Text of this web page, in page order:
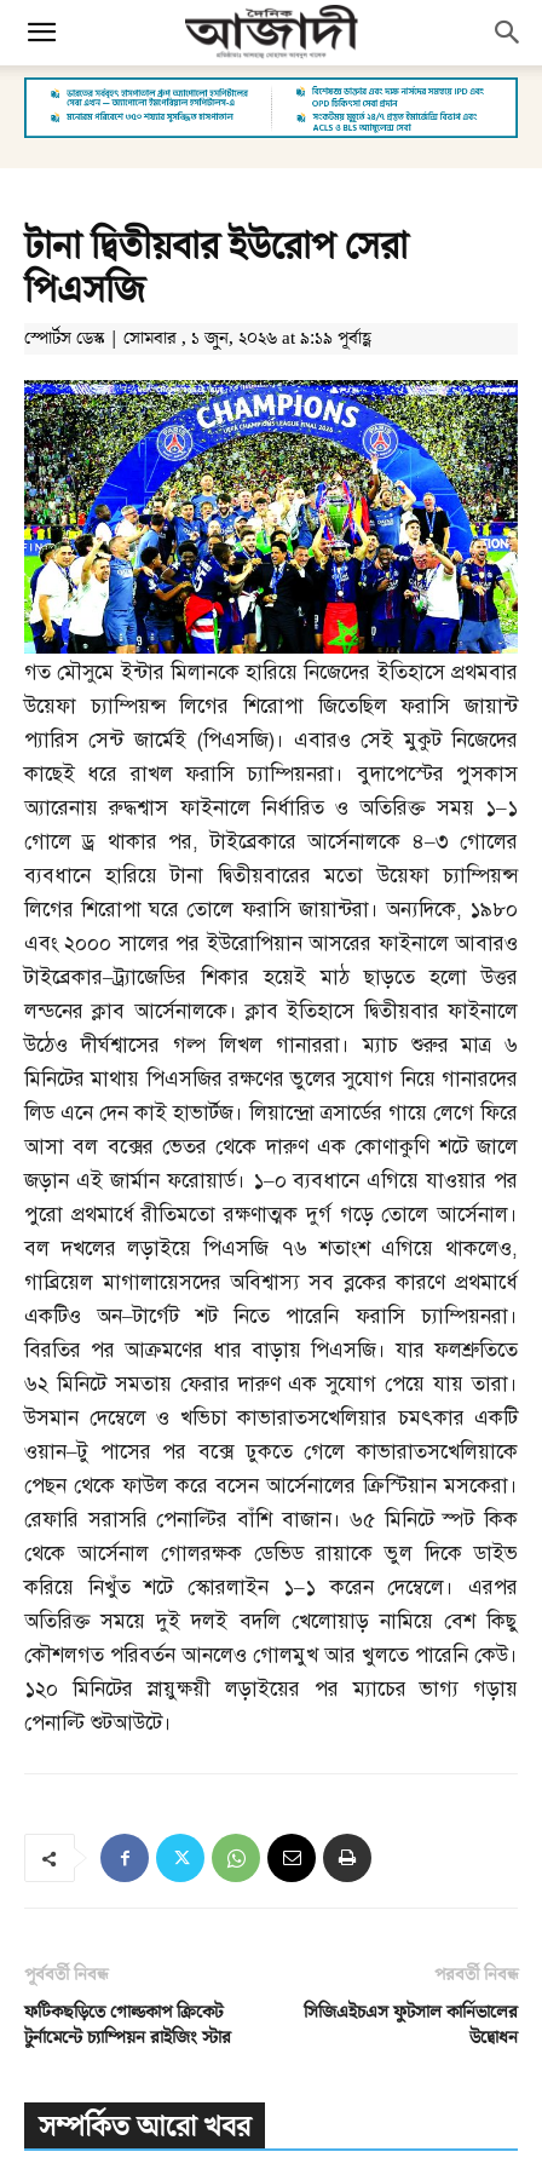
টানা দ্বিতীয়বার ইউরোপ সেরা
পিএসজি
স্পোর্টস ডেস্ক | সোমবার , ১ জুন, ২০২৬ at ৯:১৯ পূর্বাহ্ণ
গত মৌসুমে ইন্টার মিলানকে হারিয়ে নিজেদের ইতিহাসে প্রথমবার
উয়েফা চ্যাম্পিয়ন্স লিগের শিরোপা জিতেছিল ফরাসি জায়ান্ট
প্যারিস সেন্ট জার্মেই (পিএসজি)। এবারও সেই মুকুট নিজেদের
কাছেই ধরে রাখল ফরাসি চ্যাম্পিয়নরা। বুদাপেস্টের পুসকাস
অ্যারেনায় রুদ্ধশ্বাস ফাইনালে নির্ধারিত ও অতিরিক্ত সময় ১–১
গোলে ড্র থাকার পর,টাইব্রেকারে আর্সেনালকে ৪–৩ গোলের
ব্যবধানে হারিয়ে টানা দ্বিতীয়বারের মতো উয়েফা চ্যাম্পিয়ন্স
লিগের শিরোপা ঘরে তোলে ফরাসি জায়ান্টরা। অন্যদিকে, ১৯৮০
এবং ২০০০ সালের পর ইউরোপিয়ান আসরের ফাইনালে আবারও
টাইব্রেকার–ট্র্যাজেডির শিকার হয়েই মাঠ ছাড়তে হলো উত্তর
লন্ডনের ক্লাব আর্সেনালকে। ক্লাব ইতিহাসে দ্বিতীয়বার ফাইনালে
উঠেও দীর্ঘশ্বাসের গল্প লিখল গানাররা। ম্যাচ শুরুর মাত্র ৬
মিনিটের মাথায় পিএসজির রক্ষণের ভুলের সুযোগ নিয়ে গানারদের
লিড এনে দেন কাই হাভার্টজ। লিয়ান্দ্রো ত্রসার্ডের গায়ে লেগে ফিরে
আসা বল বক্সের ভেতর থেকে দারুণ এক কোণাকুণি শটে জালে
জড়ান এই জার্মান ফরোয়ার্ড। ১–০ ব্যবধানে এগিয়ে যাওয়ার পর
পুরো প্রথমার্ধে রীতিমতো রক্ষণাত্মক দুর্গ গড়ে তোলে আর্সেনাল।
বল দখলের লড়াইয়ে পিএসজি ৭৬ শতাংশ এগিয়ে থাকলেও,
গাব্রিয়েল মাগালায়েসদের অবিশ্বাস্য সব ব্লকের কারণে প্রথমার্ধে
একটিও অন–টার্গেট শট নিতে পারেনি ফরাসি চ্যাম্পিয়নরা।
বিরতির পর আক্রমণের ধার বাড়ায় পিএসজি। যার ফলশ্রুতিতে
৬২ মিনিটে সমতায় ফেরার দারুণ এক সুযোগ পেয়ে যায় তারা।
উসমান দেম্বেলে ও খভিচা কাভারাতসখেলিয়ার চমৎকার একটি
ওয়ান–টু পাসের পর বক্সে ঢুকতে গেলে কাভারাতসখেলিয়াকে
পেছন থেকে ফাউল করে বসেন আর্সেনালের ক্রিস্টিয়ান মসকেরা।
রেফারি সরাসরি পেনাল্টির বাঁশি বাজান। ৬৫ মিনিটে স্পট কিক
থেকে আর্সেনাল গোলরক্ষক ডেভিড রায়াকে ভুল দিকে ডাইভ
করিয়ে নিখুঁত শটে স্কোরলাইন ১–১ করেন দেম্বেলে। এরপর
অতিরিক্ত সময়ে দুই দলই বদলি খেলোয়াড় নামিয়ে বেশ কিছু
কৌশলগত পরিবর্তন আনলেও গোলমুখ আর খুলতে পারেনি কেউ।
১২০ মিনিটের স্নায়ুক্ষয়ী লড়াইয়ের পর ম্যাচের ভাগ্য গড়ায়
পেনাল্টি শুটআউটে।
পূর্ববর্তী নিবন্ধ
ফটিকছড়িতে গোল্ডকাপ ক্রিকেট
টুর্নামেন্টে চ্যাম্পিয়ন রাইজিং স্টার
পরবর্তী নিবন্ধ
সিজিএইচএস ফুটসাল কার্নিভালের
উদ্বোধন
সম্পর্কিত আরো খবর